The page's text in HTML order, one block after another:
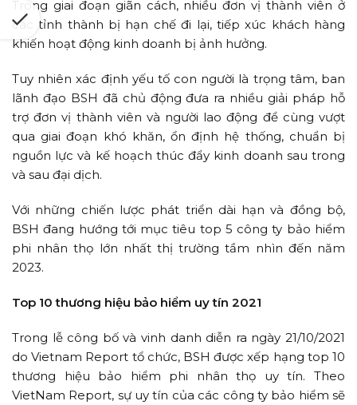
Trong giai đoạn giãn cách, nhiều đơn vị thành viên ở
các tỉnh thành bị hạn chế đi lại, tiếp xúc khách hàng
khiến hoạt động kinh doanh bị ảnh hưởng.
Tuy nhiên xác định yếu tố con người là trọng tâm, ban
lãnh đạo BSH đã chủ động đưa ra nhiều giải pháp hỗ
trợ đơn vị thành viên và người lao động để cùng vượt
qua giai đoạn khó khăn, ổn định hệ thống, chuẩn bị
nguồn lực và kế hoạch thúc đẩy kinh doanh sau trong
và sau đại dịch.
Với những chiến lược phát triển dài hạn và đồng bộ,
BSH đang hướng tới mục tiêu top 5 công ty bảo hiểm
phi nhân thọ lớn nhất thị trường tầm nhìn đến năm
2023.
Top 10 thương hiệu bảo hiểm uy tín 2021
Trong lễ công bố và vinh danh diễn ra ngày 21/10/2021
do Vietnam Report tổ chức, BSH được xếp hạng top 10
thương hiệu bảo hiểm phi nhân thọ uy tín. Theo
VietNam Report, sự uy tín của các công ty bảo hiểm sẽ